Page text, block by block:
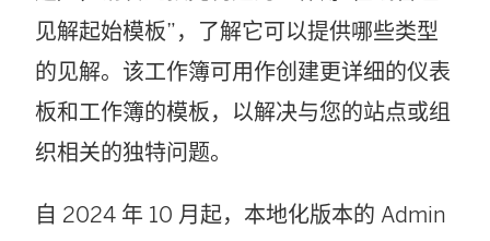
见解起始模板”，了解它可以提供哪些类型
的见解。该工作簿可用作创建更详细的仪表
板和工作簿的模板，以解决与您的站点或组
织相关的独特问题。
自 2024 年 10 月起，本地化版本的 Admin